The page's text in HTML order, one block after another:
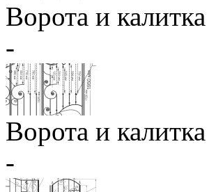
Ворота и
-
Ворота и
-